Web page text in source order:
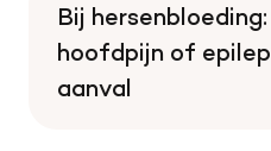
Bij
hoofdpijn of
aanval